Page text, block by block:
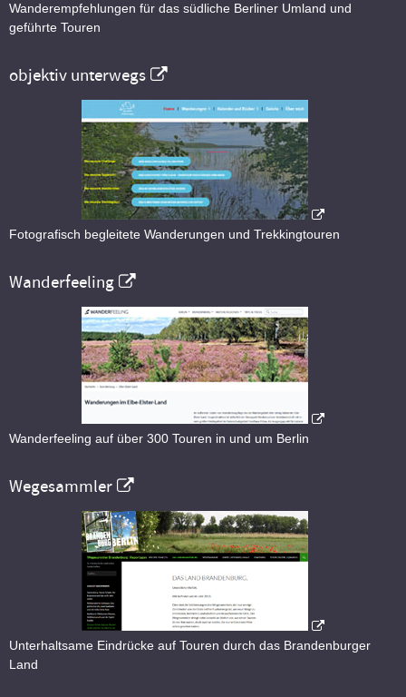
Wanderempfehlungen für das südliche Berliner Umland und
geführte Touren
objektiv unterwegs
Fotografisch begleitete Wanderungen und Trekkingtouren
Wanderfeeling
Wanderfeeling auf über 300 Touren in und um Berlin
Wegesammler
Unterhaltsame Eindrücke auf Touren durch das Brandenburger
Land